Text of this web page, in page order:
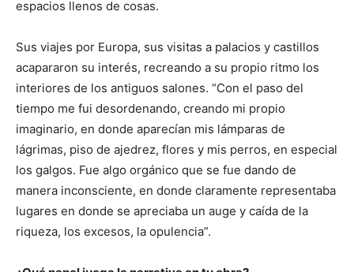
espacios llenos de cosas.
Sus viajes por Europa, sus visitas a palacios y castillos
acapararon su interés, recreando a su propio ritmo los
interiores de los antiguos salones. “Con el paso del
tiempo me fui desordenando, creando mi propio
imaginario, en donde aparecían mis lámparas de
lágrimas, piso de ajedrez, flores y mis perros, en especial
los galgos. Fue algo orgánico que se fue dando de
manera inconsciente, en donde claramente representaba
lugares en donde se apreciaba un auge y caída de la
riqueza, los excesos, la opulencia”.